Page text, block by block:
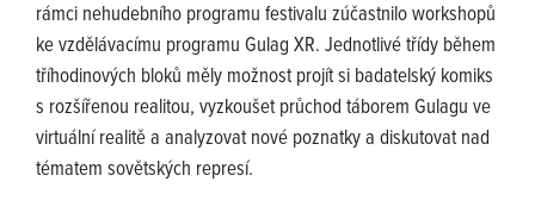
rámci nehudebního programu festivalu zúčastnilo workshopů
ke vzdělávacímu programu Gulag XR. Jednotlivé třídy během
tříhodinových bloků měly možnost projít si badatelský komiks
s rozšířenou realitou, vyzkoušet průchod táborem Gulagu ve
virtuální realitě a analyzovat nové poznatky a diskutovat nad
tématem sovětských represí.